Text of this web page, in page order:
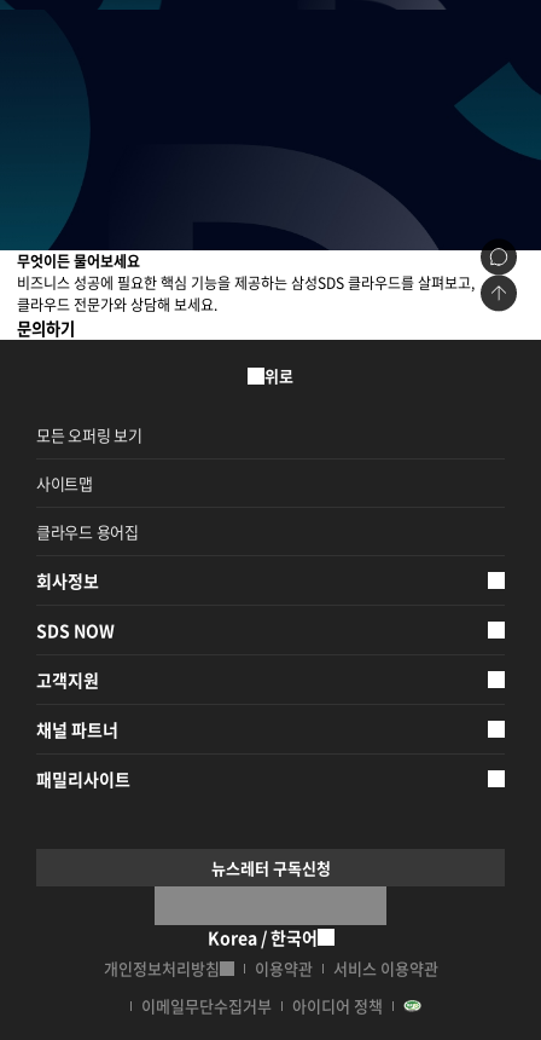
무엇이든 물어보세요
비즈니스 성공에 필요한 핵심 기능을 제공하는 삼성SDS 클라우드를 살펴보고,
클라우드 전문가와 상담해 보세요.
문의하기
위로
모든 오퍼링 보기
사이트맵
클라우드 용어집
회사정보
SDS NOW
고객지원
채널 파트너
패밀리사이트
뉴스레터 구독신청
Korea / 한국어
개인정보처리방침 이용약관
서비스 이용약관
이메일무단수집거부
아이디어 정책